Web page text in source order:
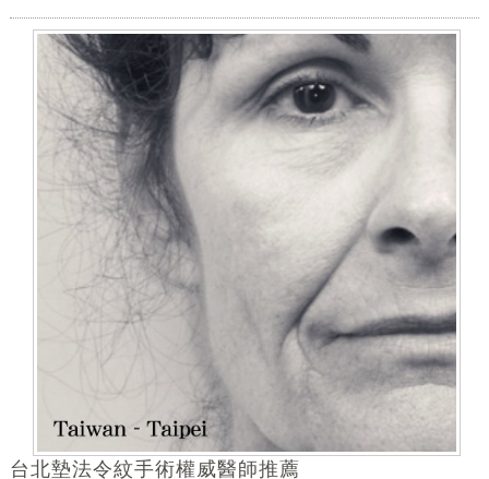
台北墊法令紋手術權威醫師推薦